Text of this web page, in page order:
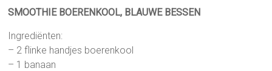
SMOOTHIE BOERENKOOL, BLAUWE BESSEN
Ingrediënten:
– 2 flinke handjes boerenkool
– 1 banaan